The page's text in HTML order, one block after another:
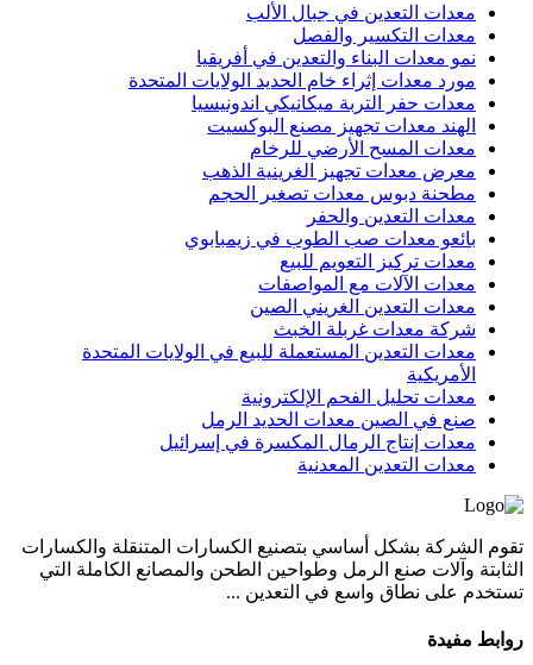
معدات التعدين في جبال الألب
معدات التكسير والفصل
نمو معدات البناء والتعدين في أفريقيا
مورد معدات إثراء خام الحديد الولايات المتحدة
معدات حفر التربة ميكانيكي اندونيسيا
الهند معدات تجهيز مصنع البوكسيت
معدات المسح الأرضي للرخام
معرض معدات تجهيز الغرينية الذهب
مطحنة دبوس معدات تصغير الحجم
معدات التعدين والحفر
بائعو معدات صب الطوب في زيمبابوي
معدات تركيز التعويم للبيع
معدات الآلات مع المواصفات
معدات التعدين الغريني الصين
شركة معدات غربلة الخبث
معدات التعدين المستعملة للبيع في الولايات المتحدة
الأمريكية
معدات تحليل الفحم الإلكترونية
صنع في الصين معدات الحديد الرمل
معدات إنتاج الرمال المكسرة في إسرائيل
معدات التعدين المعدنية
تقوم الشركة بشكل أساسي بتصنيع الكسارات المتنقلة والكسارات
الثابتة وآلات صنع الرمل وطواحين الطحن والمصانع الكاملة التي
تستخدم على نطاق واسع في التعدين ...
روابط مفيدة